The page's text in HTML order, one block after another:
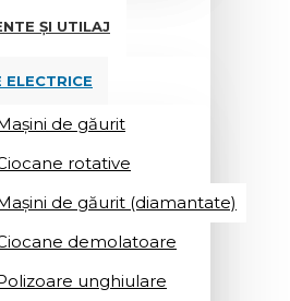
ȘI UTILAJ
ELECTRICE
de găurit
rotative
de găurit (diamantate)
demolatoare
unghiulare